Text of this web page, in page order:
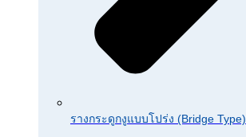
รางกระดูกงูแบบโปร่ง (Bridge Type)